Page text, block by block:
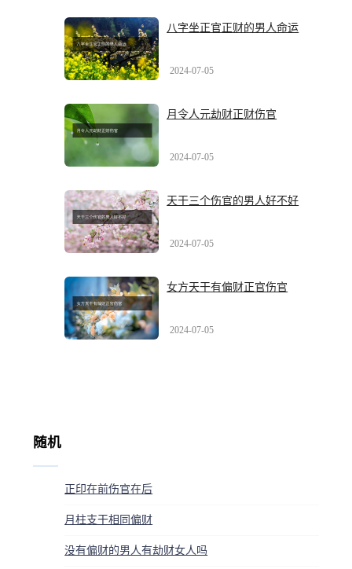
八字坐正官正财的男人命运
2024-07-05
月令人元劫财正财伤官
2024-07-05
天干三个伤官的男人好不好
2024-07-05
女方天干有偏财正官伤官
2024-07-05
随机
正印在前伤官在后
月柱支干相同偏财
没有偏财的男人有劫财女人吗